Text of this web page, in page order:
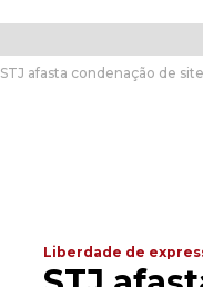
STJ afasta condenação de
Liberdade de